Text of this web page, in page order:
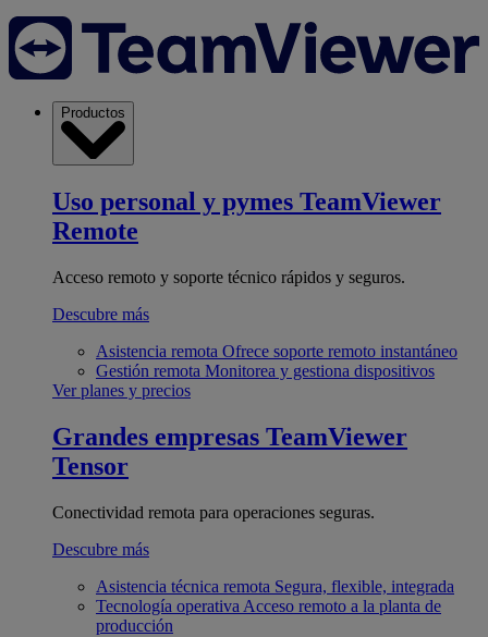
Productos
Uso personal y pymes TeamViewer
Remote
Acceso remoto y soporte técnico rápidos y seguros.
Descubre más
Asistencia remota Ofrece soporte remoto instantáneo
Gestión remota Monitorea y gestiona dispositivos
Ver planes y precios
Grandes empresas TeamViewer
Tensor
Conectividad remota para operaciones seguras.
Descubre más
Asistencia técnica remota Segura, flexible, integrada
Tecnología operativa Acceso remoto a la planta de
producción